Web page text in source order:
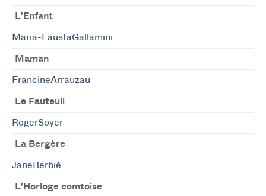
L'Enfant
Maria-FaustaGallamini
Maman
FrancineArrauzau
Le Fauteuil
RogerSoyer
La Bergère
JaneBerbié
L'Horloge comtoise